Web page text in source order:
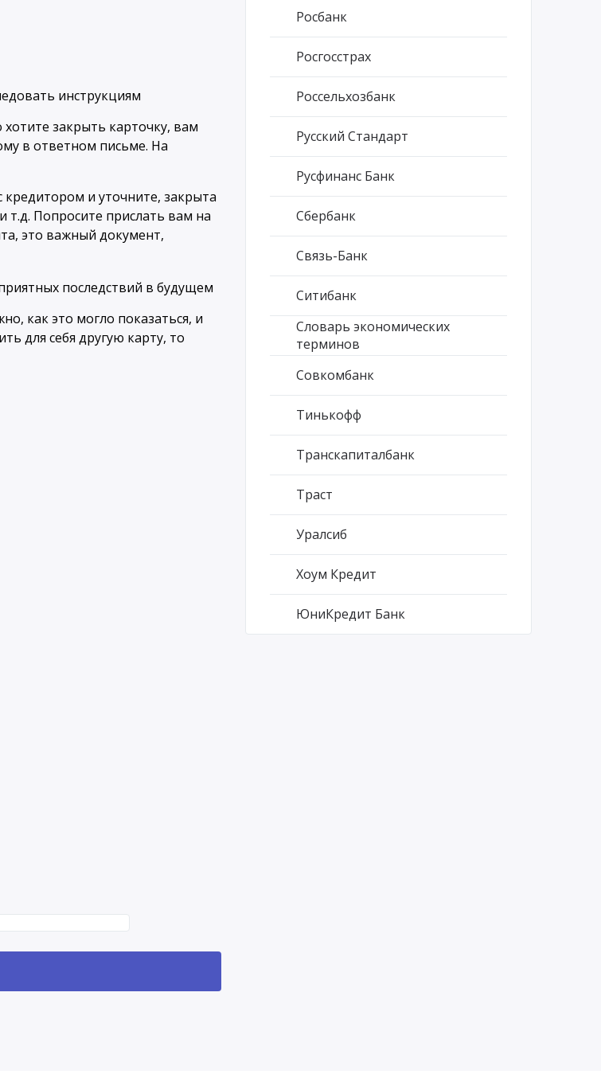
закрыть карточку, вам
в ответном письме. На
и уточните, закрыта
т.д. Попросите прислать вам на
это важный документ,
как это могло показаться, и
для себя другую карту, то
Росбанк
Росгосстрах
Россельхозбанк
Русский Стандарт
Русфинанс Банк
Сбербанк
Связь-Банк
Ситибанк
Словарь экономических
терминов
Совкомбанк
Тинькофф
Транскапиталбанк
Траст
Уралсиб
Хоум Кредит
ЮниКредит Банк